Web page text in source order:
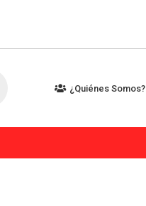
¿Quiénes Somos?